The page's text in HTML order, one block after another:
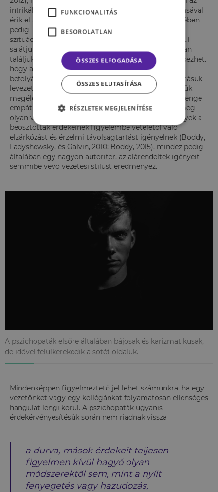
intrikákban való jártasságukkal és mások kihasználásával
érik el a ranglétrán való előrehaladást. Ennek érdekében
pedig – az előbb írtak szerint –, ha az éppen aktuális
szituációban az számukra előnyös, akkor gond nélkül
sajátjukként tüntetik fel a teljesítményünket. Gyakran
találjuk őket vezetői pozícióban, ami abból is következhet,
hogy a beosztottak irányítása, a szakmai sorsuk
befolyásolása lehetővé teszi számukra az agresszivitásuk
levezetését, illetve a dominancia és a hatalmi igényük
megélését (Jonason és Ferrell, 2016). A rendkívül gyenge
empátiás készségük folytán is könnyedén hoznak meg
olyan vezetői döntéseket (például elbocsátás), amelyek a
beosztottak érdekeinek figyelembe vételétől való
elzárkózást és érzelmi távolságtartást igényelnek (Boddy,
Ladyshewsky, és Galvin, 2010; Boddy, 2015), mindez pedig
általában egy nagyon autoriter, az alárendeltek igényeit
semmibe vevő vezetési stílust eredményez.
A pszichopaták elsőre általában bájosak és karizmatikusak,
de idővel felülkerekedik a sötét oldaluk.
Mindenképpen figyelmeztető jel lehet számunkra, ha egy
vezetőnket vagy egy kollégánkat folyamatosan ellenséges
hangulat lengi körül. A pszichopaták ugyanis
érdekérvényesítésük során nem riadnak vissza
a durva, mások érdekeit teljesen
figyelmen kívül hagyó olyan
módszerektől sem, mint a nyílt
fenyegetés vagy hazudozás,
FUNKCIONALITÁS
BESOROLATLAN
ÖSSZES ELFOGADÁSA
ÖSSZES ELUTASÍTÁSA
RÉSZLETEK MEGJELENÍTÉSE